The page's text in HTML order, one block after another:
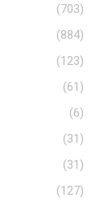
(703)
(884)
(123)
(61)
(6)
(31)
(31)
(127)